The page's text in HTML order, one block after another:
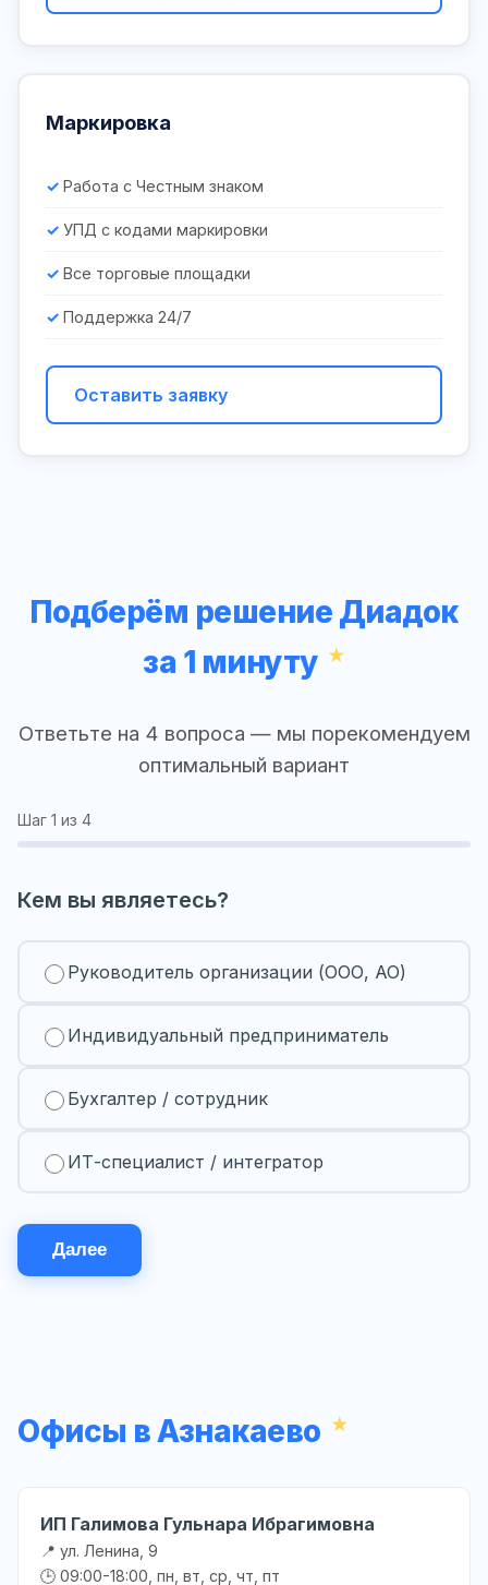
Маркировка
Работа с Честным знаком
УПД с кодами маркировки
Все торговые площадки
Поддержка 24/7
Оставить заявку
Подберём решение Диадок
за 1 минуту
Ответьте на 4 вопроса — мы порекомендуем
оптимальный вариант
Шаг 1 из 4
Кем вы являетесь?
Руководитель организации (ООО, АО)
Индивидуальный предприниматель
Бухгалтер / сотрудник
ИТ-специалист / интегратор
Далее
Офисы в Азнакаево
ИП Галимова Гульнара Ибрагимовна
📍 ул. Ленина, 9
🕒 09:00-18:00, пн, вт, ср, чт, пт